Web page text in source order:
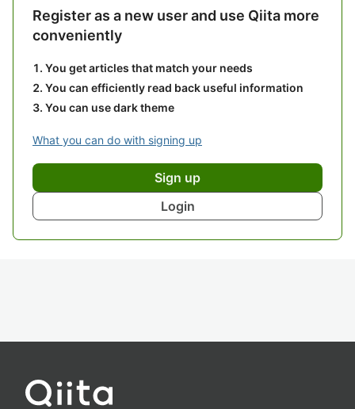
Register as a new user and use Qiita more
conveniently
You get articles that match your needs
You can efficiently read back useful information
You can use dark theme
What you can do with signing up
Sign up
Login